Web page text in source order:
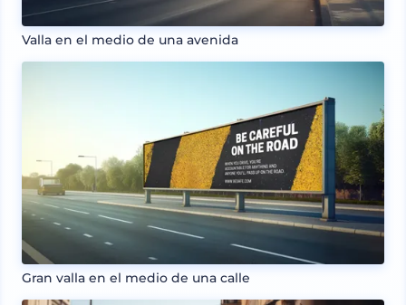
Valla en el medio de una avenida
Gran valla en el medio de una calle